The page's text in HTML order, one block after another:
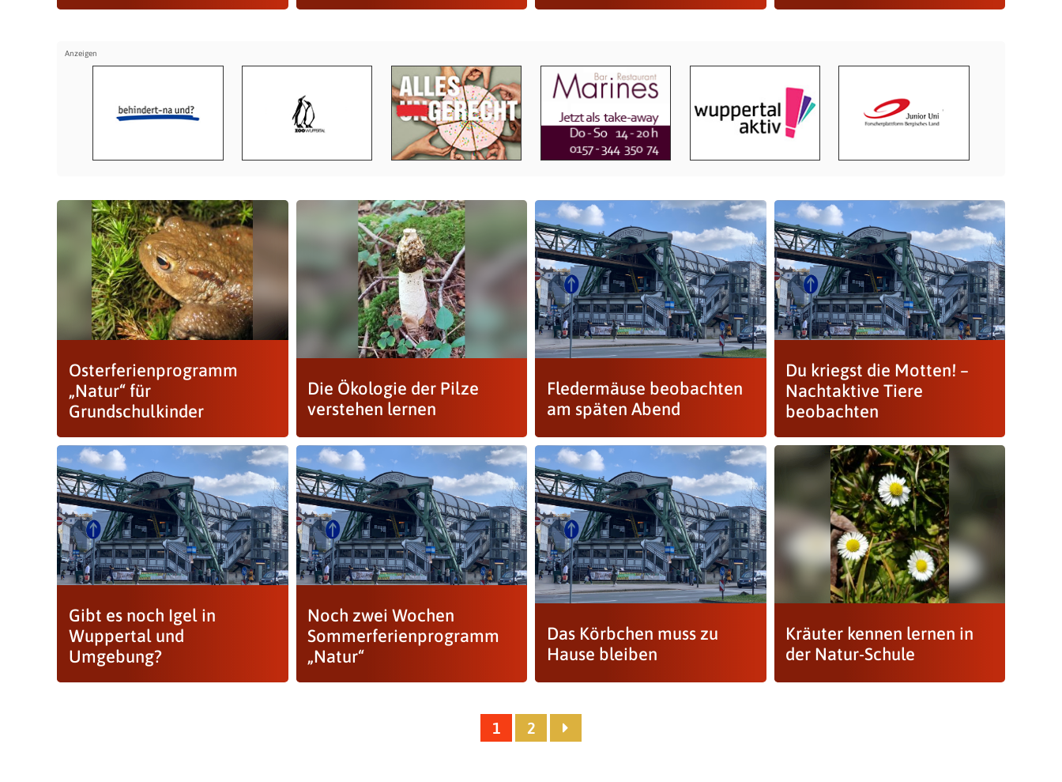
Osterferienprogramm
„Natur“ für
Grundschulkinder
Die Ökologie der Pilze
verstehen lernen
Fledermäuse beobachten
am späten Abend
Du kriegst die Motten! –
Nachtaktive Tiere
beobachten
Gibt es noch Igel in
Wuppertal und
Umgebung?
Noch zwei Wochen
Sommerferienprogramm
„Natur“
Das Körbchen muss zu
Hause bleiben
Kräuter kennen lernen in
der Natur-Schule
1 2